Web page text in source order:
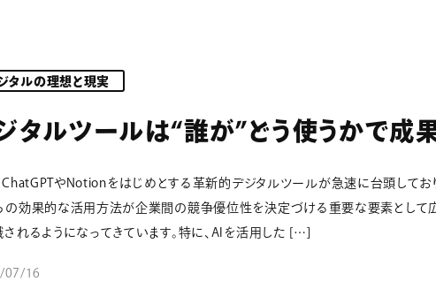
タルの理想と現実
タルツールは“誰が”どう使うかで成
ChatGPTやNotionをはじめとする革新的デジタルツールが急速に台頭しており
の効果的な活用方法が企業間の競争優位性を決定づける重要な要素として
されるようになってきています。特に、AIを活用した […]
07/16